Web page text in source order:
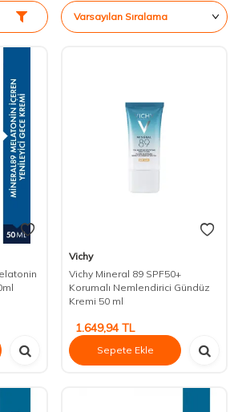
Vichy
Vichy Mineral 89 SPF50+
Korumalı Nemlendirici Gündüz
Kremi 50 ml
1.649,94 TL
Sepete Ekle